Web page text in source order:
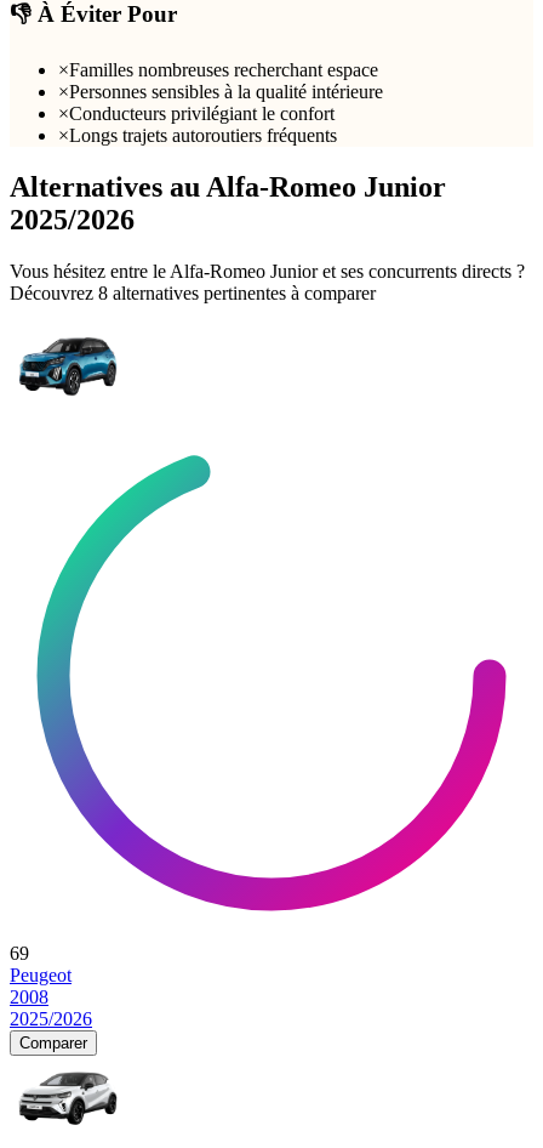
👎 À Éviter Pour
×Familles nombreuses recherchant espace
×Personnes sensibles à la qualité intérieure
×Conducteurs privilégiant le confort
×Longs trajets autoroutiers fréquents
Alternatives au Alfa-Romeo Junior
2025/2026
Vous hésitez entre le Alfa-Romeo Junioret ses concurrents directs ?
Découvrez 8 alternatives pertinentes à comparer
69
Peugeot
2008
2025/2026
Comparer